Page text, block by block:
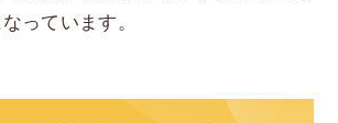
っています。